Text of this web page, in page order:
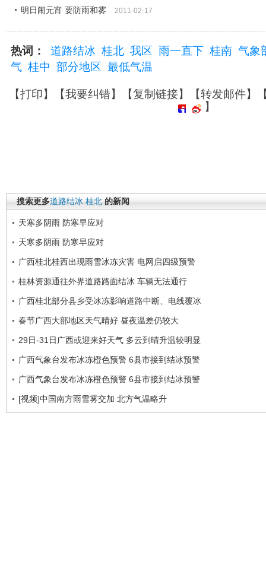
明日闹元宵 要防雨和雾 2011-02-17
热词： 道路结冰 桂北 我区 雨一直下 桂南 气象
气 桂中 部分地区 最低气温
【打印】【我要纠错】【复制链接】【转发邮件】
】
搜索更多道路结冰 桂北 的新闻
天寒多阴雨 防寒早应对
天寒多阴雨 防寒早应对
广西桂北桂西出现雨雪冰冻灾害 电网启四级预警
桂林资源通往外界道路路面结冰 车辆无法通行
广西桂北部分县乡受冰冻影响道路中断、电线覆冰
春节广西大部地区天气晴好 昼夜温差仍较大
29日-31日广西或迎来好天气 多云到晴升温较明显
广西气象台发布冰冻橙色预警 6县市接到结冰预警
广西气象台发布冰冻橙色预警 6县市接到结冰预警
[视频]中国南方雨雪雾交加 北方气温略升